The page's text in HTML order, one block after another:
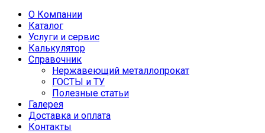
О Компании
Каталог
Услуги и сервис
Калькулятор
Справочник
Нержавеющий металлопрокат
ГОСТЫ и ТУ
Полезные статьи
Галерея
Доставка и оплата
Контакты